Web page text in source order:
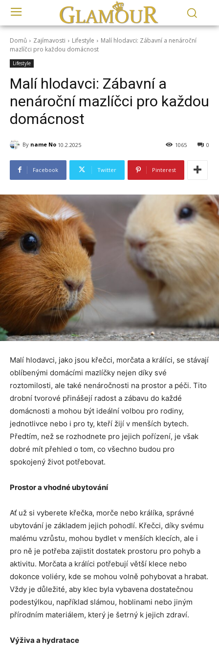
Domů Zajímavosti Lifestyle
Malí hlodavci: Zábavní a nenároční
mazlíčci pro každou domácnost
Lifestyle
Malí hlodavci: Zábavní a
nenároční mazlíčci pro každou
domácnost
By name No 10.2.2025 0
1065
Facebook Twitter Pinterest
Malí hlodavci, jako jsou křečci, morčata a králíci, se stávají
oblíbenými domácími mazlíčky nejen díky své
roztomilosti, ale také nenáročnosti na prostor a péči. Tito
drobní tvorové přinášejí radost a zábavu do každé
domácnosti a mohou být ideální volbou pro rodiny,
jednotlivce nebo i pro ty, kteří žijí v menších bytech.
Předtím, než se rozhodnete pro jejich pořízení, je však
dobré mít přehled o tom, co všechno budou pro
spokojený život potřebovat.
Prostor a vhodné ubytování
Ať už si vyberete křečka, morče nebo králíka, správné
ubytování je základem jejich pohodlí. Křečci, díky svému
malému vzrůstu, mohou bydlet v menších klecích, ale i
pro ně je potřeba zajistit dostatek prostoru pro pohyb a
aktivitu. Morčata a králíci potřebují větší klece nebo
dokonce voliéry, kde se mohou volně pohybovat a hrabat.
Vždy je důležité, aby klec byla vybavena dostatečnou
podestýlkou, například slámou, hoblinami nebo jiným
přírodním materiálem, který je šetrný k jejich zdraví.
Výživa a hydratace